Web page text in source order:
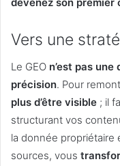
Vers une
Le GEO n’est pas
précision. Pour
plus d’être visible ; il
structurant vos
la donnée propriétaire
sources, vous